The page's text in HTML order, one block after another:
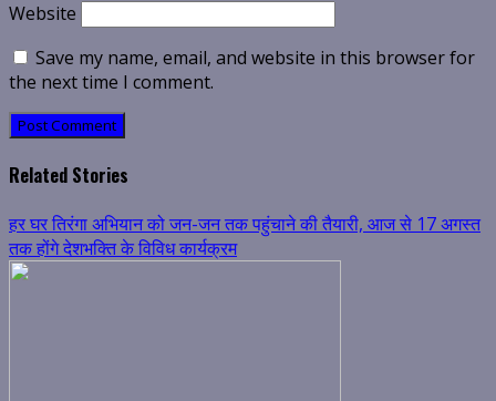
Website
Save my name, email, and website in this browser for
the next time I comment.
Related Stories
हर घर तिरंगा अभियान को जन-जन तक पहुंचाने की तैयारी, आज से 17 अगस्त
तक होंगे देशभक्ति के विविध कार्यक्रम